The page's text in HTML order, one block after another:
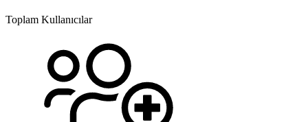
Toplam Kullanıcılar